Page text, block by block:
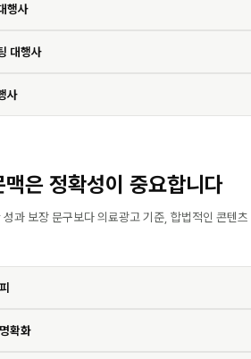
행사
대행사
사
맥은 정확성이 중요합니다
과 보장 문구보다 의료광고 기준, 합법적인 콘텐
확화